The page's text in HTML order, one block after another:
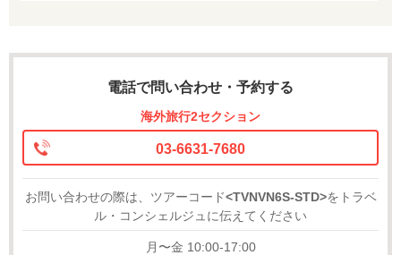
電話で問い合わせ・予約する
海外旅行2セクション
03-6631-7680
お問い合わせの際は、ツアーコード<TVNVN6S-STD>をトラベ
ル・コンシェルジュに伝えてください
月〜金 10:00-17:00